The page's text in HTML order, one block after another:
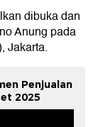
dibuka dan
Anung pada
Jakarta.
Penjualan
2025